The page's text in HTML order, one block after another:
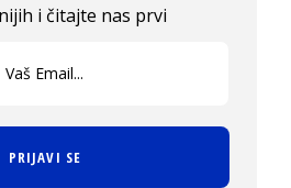
i čitajte nas prvi
PRIJAVI SE